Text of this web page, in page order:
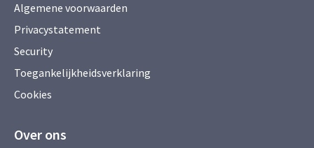
Algemene voorwaarden
Privacystatement
Security
Toegankelijkheidsverklaring
Cookies
Over ons